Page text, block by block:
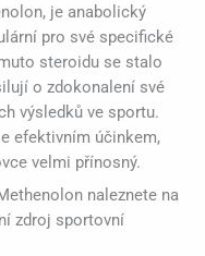
je anabolický
pro své specifické
steroidu se stalo
o zdokonalení své
výsledků ve sportu.
efektivním účinkem,
velmi přínosný.
naleznete na
zdroj sportovní